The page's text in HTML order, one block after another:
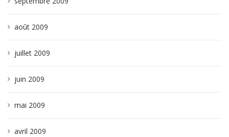
août 2009
juillet 2009
juin 2009
mai 2009
avril 2009